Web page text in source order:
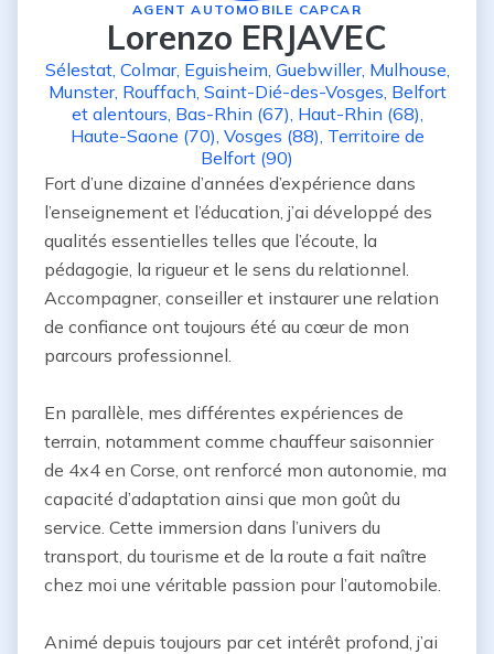
AGENT AUTOMOBILE CAPCAR
Lorenzo ERJAVEC
Sélestat, Colmar, Eguisheim, Guebwiller, Mulhouse,
Munster, Rouffach, Saint-Dié-des-Vosges, Belfort
et alentours, Bas-Rhin (67), Haut-Rhin (68),
Haute-Saone (70), Vosges (88), Territoire de
Belfort (90)
Fort d’une dizaine d’années d’expérience dans
l’enseignement et l’éducation, j’ai développé des
qualités essentielles telles que l’écoute, la
pédagogie, la rigueur et le sens du relationnel.
Accompagner, conseiller et instaurer une relation
de confiance ont toujours été au cœur de mon
parcours professionnel.
En parallèle, mes différentes expériences de
terrain, notamment comme chauffeur saisonnier
de 4x4 en Corse, ont renforcé mon autonomie, ma
capacité d’adaptation ainsi que mon goût du
service. Cette immersion dans l’univers du
transport, du tourisme et de la route a fait naître
chez moi une véritable passion pour l’automobile.
Animé depuis toujours par cet intérêt profond, j’ai